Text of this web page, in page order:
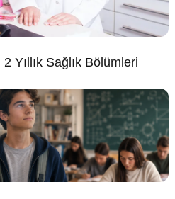
Yıllık Sağlık Bölümleri